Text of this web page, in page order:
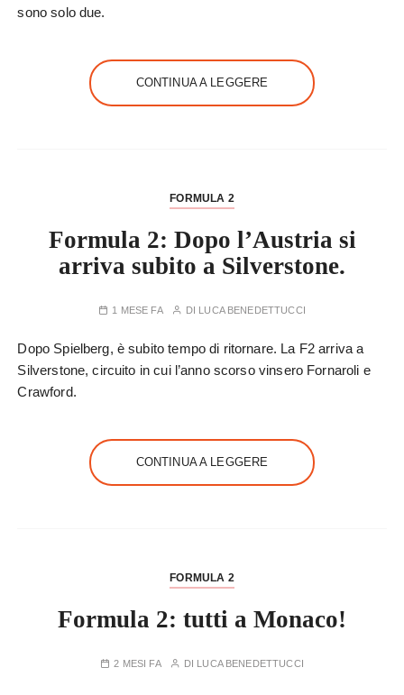
sono solo due.
CONTINUA A LEGGERE
FORMULA 2
Formula 2: Dopo l’Austria si
arriva subito a Silverstone.
1 MESE FA DI LUCA BENEDETTUCCI
Dopo Spielberg, è subito tempo di ritornare. La F2 arriva a
Silverstone, circuito in cui l’anno scorso vinsero Fornaroli e
Crawford.
CONTINUA A LEGGERE
FORMULA 2
Formula 2: tutti a Monaco!
2 MESI FA DI LUCA BENEDETTUCCI